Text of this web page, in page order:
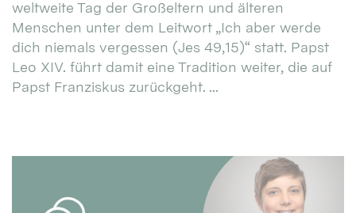
weltweite Tag der Großeltern und älteren
Menschen unter dem Leitwort „Ich aber werde
dich niemals vergessen (Jes 49,15)“ statt. Papst
Leo XIV. führt damit eine Tradition weiter, die auf
Papst Franziskus zurückgeht. ...